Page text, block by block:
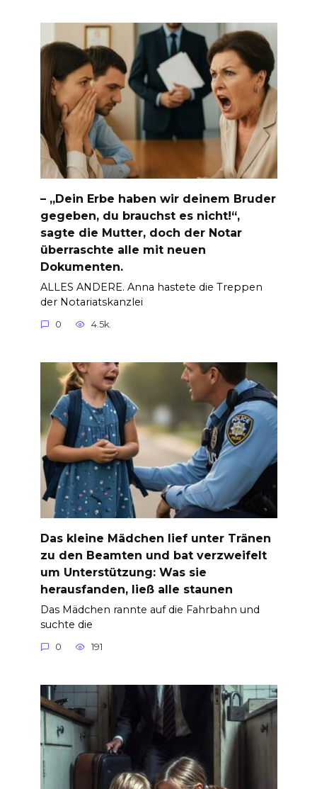
– „Dein Erbe haben wir deinem Bruder
gegeben, du brauchst es nicht!“,
sagte die Mutter, doch der Notar
überraschte alle mit neuen
Dokumenten.
ALLES ANDERE. Anna hastete die Treppen
der Notariatskanzlei
0 4.5k.
Das kleine Mädchen lief unter Tränen
zu den Beamten und bat verzweifelt
um Unterstützung: Was sie
herausfanden, ließ alle staunen
Das Mädchen rannte auf die Fahrbahn und
suchte die
0 191